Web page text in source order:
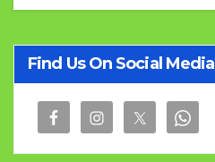
Find Us On Social Media